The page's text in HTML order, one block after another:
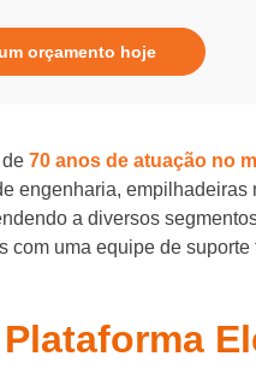
orçamento hoje
de70 anos de atuação no
engenharia,
a diversos
com uma equipe de